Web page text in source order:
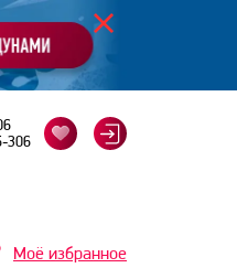
306
Моё избранное